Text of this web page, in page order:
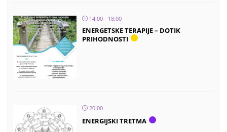
14:00 - 18:00
ENERGETSKE TERAPIJE – DOTIK
PRIHODNOSTI
20:00
ENERGIJSKI TRETMA